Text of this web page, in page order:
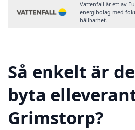
Vattenfall är ett av
energibolag med
hållbarhet.
Så enkelt är
byta
Grimstorp?